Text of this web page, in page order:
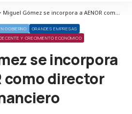
Corresponsables > Noticias > Miguel Gómez se incorpora a AENOR como director Financiero
GOBIERNO
GRANDES EMPRESAS
Y CRECIMIENTO ECONÓMICO
se incorpora
como director